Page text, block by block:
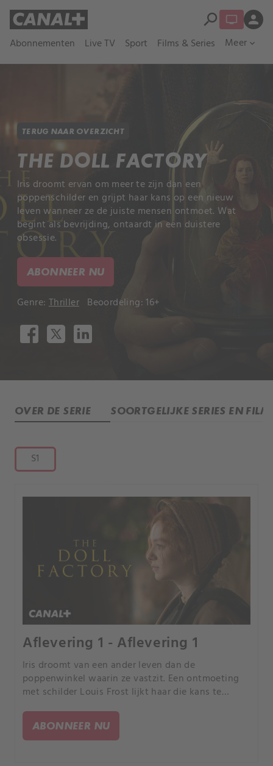
Abonnementen Live TV Sport Films & Series Meer expand_more
search person
TERUG NAAR OVERZICHT
THE DOLL FACTORY
Iris droomt ervan om meer te zijn dan een
poppenschilder en grijpt haar kans op een nieuw
leven wanneer ze de juiste mensen ontmoet. Wat
begint als bevrijding, ontaardt in een duistere
obsessie.
ABONNEER NU
Genre: Thriller Beoordeling: 16+
OVER DE SERIE SOORTGELIJKE SERIES EN
S1
Aflevering 1 - Aflevering 1
Iris droomt van een ander leven dan de
poppenwinkel waarin ze vastzit. Een ontmoeting
met schilder Louis Frost lijkt haar die kans te
duistere prijs heeft.
ABONNEER NU